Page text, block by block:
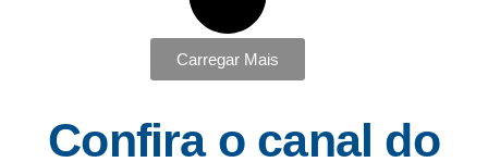
Carregar Mais
Confira o canal do